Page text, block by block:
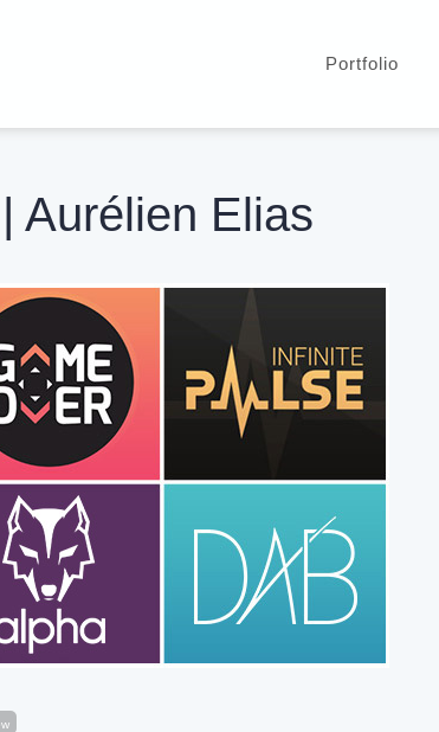
Portfolio
Aurélien Elias